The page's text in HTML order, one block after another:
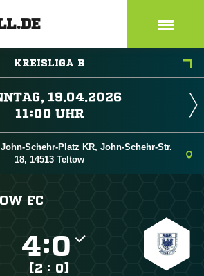
KREISLIGA B

 
Schehr-Platz KR, John-Schehr-Str.
18, 14513 Teltow
FC
:
[2 : 0]